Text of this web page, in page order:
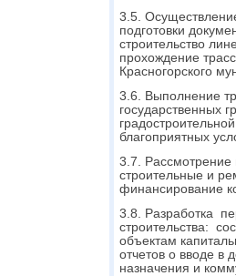
3.5.
подготовки
строительство
прохождение
Красногорского
3.6. Выполнение
государственных
благоприятных
3.7. Рассмотрение
строительные и
финансирование
3.8. Разработка
строительства:
объектам
отчетов о вводе в
назначения и